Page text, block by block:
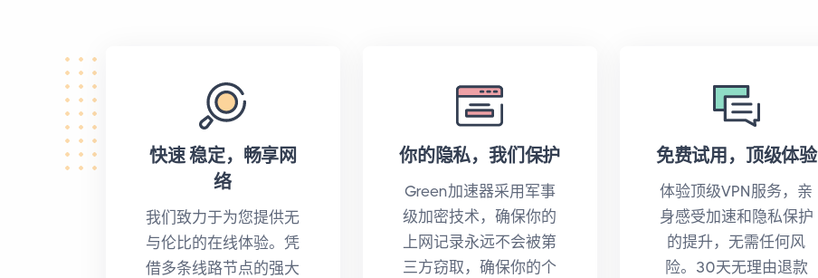
快速 稳定，畅享网
络
我们致力于为您提供无
与伦比的在线体验。凭
借多条线路节点的强大
你的隐私，我们保护
Green加速器采用军事
级加密技术，确保你的
上网记录永远不会被第
三方窃取，确保你的个
免费试用，顶级体验
体验顶级VPN服务，亲
身感受加速和隐私保护
的提升，无需任何风
险。30天无理由退款